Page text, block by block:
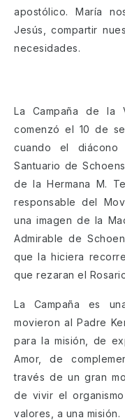
apostólico. María
Jesús, compartir
necesidades.
La Campaña de la
comenzó el 10 de
cuando el diácono
Santuario de
de la Hermana M.
responsable del
una imagen de la
Admirable de
que la hiciera
que rezaran el
La Campaña es
movieron al Padre
para la misión, de
Amor, de
través de un gran
de vivir el
valores, a una misión.